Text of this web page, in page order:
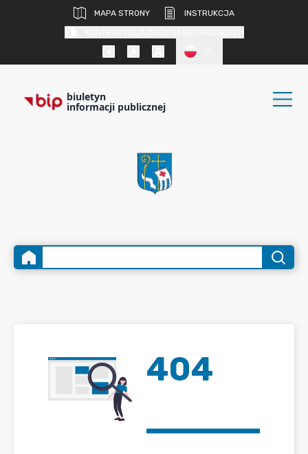
MAPA STRONY
INSTRUKCJA
biuletyn
informacji publicznej
404